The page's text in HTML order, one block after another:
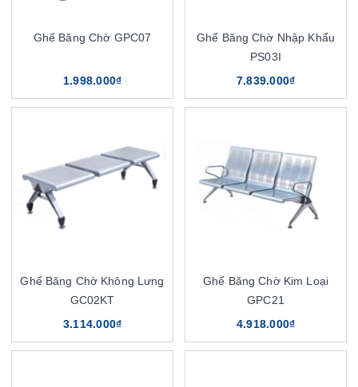
Ghế Băng Chờ GPC07
1.998.000₫
Ghế Băng Chờ Nhập Khẩu
PS03I
7.839.000₫
Ghế Băng Chờ Không Lưng
GC02KT
3.114.000₫
Ghế Băng Chờ Kim Loại
GPC21
4.918.000₫